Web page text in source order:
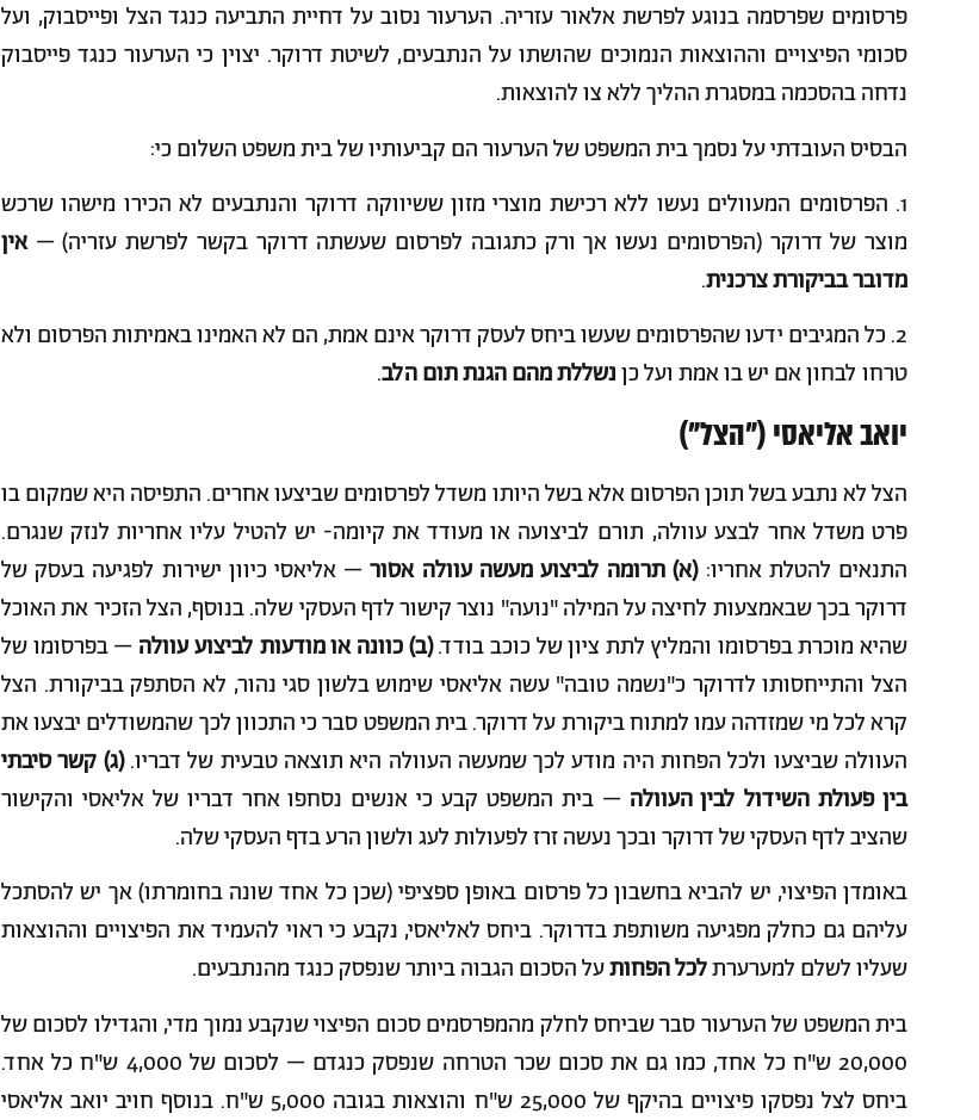
פרסומים שפרסמה בנוגע לפרשת אלאור עזריה. הערעור נסוב על דחיית התביעה כנגד הצל ופייסבוק, ועל
סכומי הפיצויים וההוצאות הנמוכים שהושתו על הנתבעים, לשיטת דרוקר. יצוין כי הערעור כנגד פייסבוק
נדחה בהסכמה במסגרת ההליך ללא צו להוצאות.
הבסיס העובדתי על נסמך בית המשפט של הערעור הם קביעותיו של בית משפט השלום כי:
1. הפרסומים המעוולים נעשו ללא רכישת מוצרי מזון ששיווקה דרוקר והנתבעים לא הכירו מישהו שרכש
מוצר של דרוקר (הפרסומים נעשו אך ורק כתגובה לפרסום שעשתה דרוקר בקשר לפרשת עזריה) –אין
מדובר בביקורת צרכנית.
2. כל המגיבים ידעו שהפרסומים שעשו ביחס לעסק דרוקר אינם אמת, הם לא האמינו באמיתות הפרסום ולא
טרחו לבחון אם יש בו אמת ועל כןנשללת מהם הגנת תום הלב.
יואב אליאסי ("הצל")
הצל לא נתבע בשל תוכן הפרסום אלא בשל היותו משדל לפרסומים שביצעו אחרים. התפיסה היא שמקום בו
פרט משדל אחר לבצע עוולה, תורם לביצועה או מעודד את קיומה- יש להטיל עליו אחריות לנזק שנגרם.
התנאים להטלת אחריו:(א) תרומה לביצוע מעשה עוולה אסור– אליאסי כיוון ישירות לפגיעה בעסק של
דרוקר בכך שבאמצעות לחיצה על המילה "נועה" נוצר קישור לדף העסקי שלה. בנוסף, הצל הזכיר את האוכל
שהיא מוכרת בפרסומו והמליץ לתת ציון של כוכב בודד.(ב) כוונה או מודעות לביצוע עוולה – בפרסומו של
הצל והתייחסותו לדרוקר כ"נשמה טובה" עשה אליאסי שימוש בלשון סגי נהור, לא הסתפק בביקורת. הצל
קרא לכל מי שמזדהה עמו למתוח ביקורת על דרוקר. בית המשפט סבר כי התכוון לכך שהמשודלים יבצעו את
העוולה שביצעו ולכל הפחות היה מודע לכך שמעשה העוולה היא תוצאה טבעית של דבריו.(ג) קשר סיבתי
בין פעולת השידול לבין העוולה – בית המשפט קבע כי אנשים נסחפו אחר דבריו של אליאסי והקישור
שהציב לדף העסקי של דרוקר ובכך נעשה זרז לפעולות לעג ולשון הרע בדף העסקי שלה.
באומדן הפיצוי, יש להביא בחשבון כל פרסום באופן ספציפי (שכן כל אחד שונה בחומרתו) אך יש להסתכל
עליהם גם כחלק מפגיעה משותפת בדרוקר. ביחס לאליאסי, נקבע כי ראוי להעמיד את הפיצויים וההוצאות
שעליו לשלם למערערתלכל הפחותעל הסכום הגבוה ביותר שנפסק כנגד מהנתבעים.
בית המשפט של הערעור סבר שביחס לחלק מהמפרסמים סכום הפיצוי שנקבע נמוך מדי, והגדילו לסכום של
20,000 ש"ח כל אחד, כמו גם את סכום שכר הטרחה שנפסק כנגדם – לסכום של 4,000 ש"ח כל אחד.
ביחס לצל נפסקו פיצויים בהיקף של 25,000 ש"ח והוצאות בגובה 5,000 ש"ח. בנוסף חויב יואב אליאסי